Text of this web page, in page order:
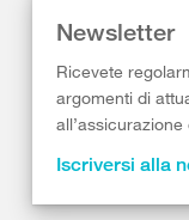
Newsletter
Ricevete
argomenti di
Iscriversi alla